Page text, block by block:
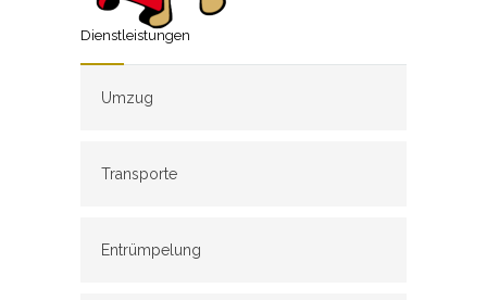
Dienstleistungen
Umzug
Transporte
Entrümpelung